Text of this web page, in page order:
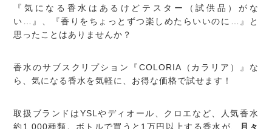
『気になる香水はあるけどテスター（試供品）がな
い…』、『香りをちょっとずつ楽しめたらいいのに…』と
思ったことはありませんか？
香水のサブスクリプション『COLORIA（カラリア）』な
ら、気になる香水を気軽に、お得な価格で試せます！
取扱ブランドはYSLやディオール、クロエなど、人気香水
約1,000種類。ボトルで買うと1万円以上する香水が、
月々